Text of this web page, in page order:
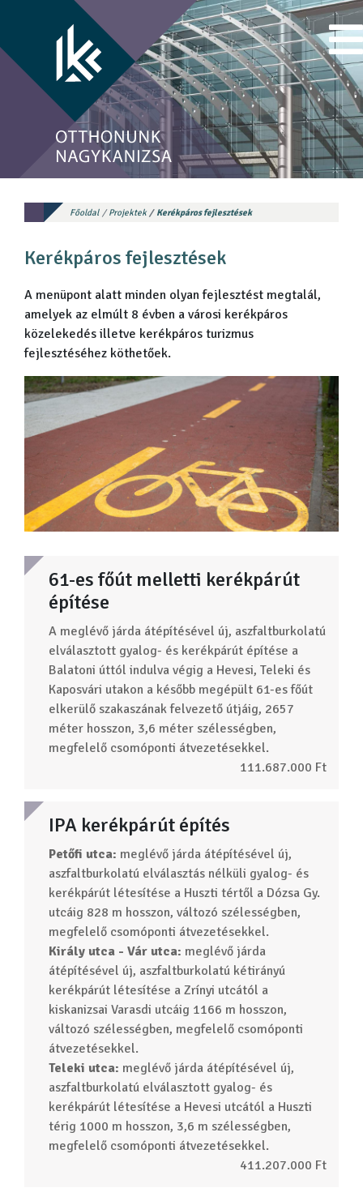
Főoldal Projektek Kerékpáros fejlesztések
Kerékpáros fejlesztések
A menüpont alatt minden olyan fejlesztést megtalál,
amelyek az elmúlt 8 évben a városi kerékpáros
közelekedés illetve kerékpáros turizmus
fejlesztéséhez köthetőek.
61-es főút melletti kerékpárút
építése
A meglévő járda átépítésével új, aszfaltburkolatú
elválasztott gyalog- és kerékpárút építése a
Balatoni úttól indulva végig a Hevesi, Teleki és
Kaposvári utakon a később megépült 61-es főút
elkerülő szakaszának felvezető útjáig, 2657
méter hosszon, 3,6 méter szélességben,
megfelelő csomóponti átvezetésekkel.
111.687.000 Ft
IPA kerékpárút építés
Petőfi utca: meglévő járda átépítésével új,
aszfaltburkolatú elválasztás nélküli gyalog- és
kerékpárút létesítése a Huszti tértől a Dózsa Gy.
utcáig 828 m hosszon, változó szélességben,
megfelelő csomóponti átvezetésekkel.
Király utca - Vár utca: meglévő járda
átépítésével új, aszfaltburkolatú kétirányú
kerékpárút létesítése a Zrínyi utcától a
kiskanizsai Varasdi utcáig 1166 m hosszon,
változó szélességben, megfelelő csomóponti
átvezetésekkel.
Teleki utca: meglévő járda átépítésével új,
aszfaltburkolatú elválasztott gyalog- és
kerékpárút létesítése a Hevesi utcától a Huszti
térig 1000 m hosszon, 3,6 m szélességben,
megfelelő csomóponti átvezetésekkel.
411.207.000 Ft